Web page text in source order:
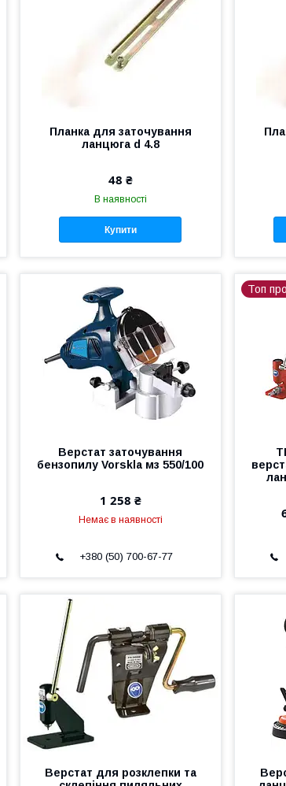
Планка для заточування
ланцюга d 4.8
48 ₴
В наявності
Купити
Верстат заточування
бензопилу Vorskla мз 550/100
1 258 ₴
Немає в наявності
+380 (50) 700-67-77
Топ
Верстат для розклепки та